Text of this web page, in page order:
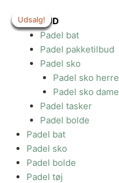
indholdet
TILBUD
Padel bat
Padel pakketilbud
Padel sko
Padel sko herre
Padel sko dame
Padel tasker
Padel bolde
Padel bat
Padel sko
Padel bolde
Padel tøj
Udsalg!
Udsalg!
Udsalg!
Udsalg!
Udsalg!
Udsalg!
Udsalg!